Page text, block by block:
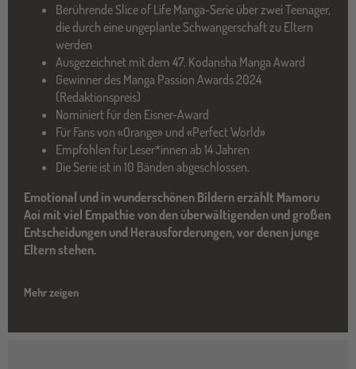
Berührende Slice of Life Manga-Serie über zwei Teenager,
die durch eine ungeplante Schwangerschaft zu Eltern
werden
Ausgezeichnet mit dem 47. Kodansha Manga Award
Gewinner des Manga Passion Awards 2024
(Redaktionspreis)
Nominiert für den Eisner-Award
Für Fans von «Orange» und «Perfect World»
Empfohlen für Leser*innen ab 14 Jahren
Die Serie ist in 10 Bänden abgeschlossen.
Emotional und in wunderschönen Bildern erzählt Mamoru
Aoi mit viel Empathie von den überwältigenden und großen
Entscheidungen und Herausforderungen, vor denen junge
Eltern stehen.
Mehr zeigen